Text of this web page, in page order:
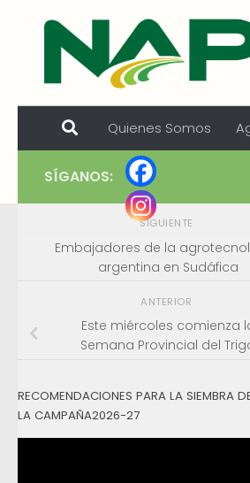
Skip to content
Quienes Somos
SÍGANOS:
SIGUIENTE
Embajadores de la
argentina en Sudáfica
ANTERIOR
Este miércoles comienza
Semana Provincial del
RECOMENDACIONES PARA LA SIEMBRA
LA CAMPAÑA2026-27